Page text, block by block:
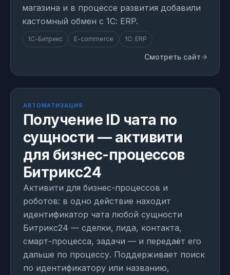
магазина и в процессе развития добавили
кастомный обмен с 1С: ERP.
1С-Битрикс E-commerce 1С: ERP
Смотреть сайт
АВТОМАТИЗАЦИЯ
Получение ID чата по
сущности — активити
для бизнес-процессов
Битрикс24
Активити для бизнес-процессов и
роботов: в одно действие находит
идентификатор чата любой сущности
Битрикс24 — сделки, лида, контакта,
смарт-процесса, задачи — и передаёт его
дальше по процессу. Поддерживает поиск
по идентификатору или названию,